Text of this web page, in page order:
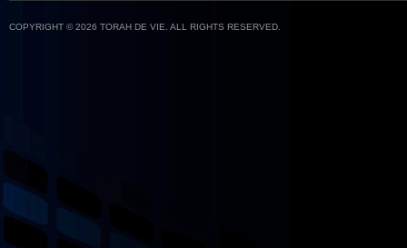
COPYRIGHT © 2026 TORAH DE VIE. ALL RIGHTS RESERVED.